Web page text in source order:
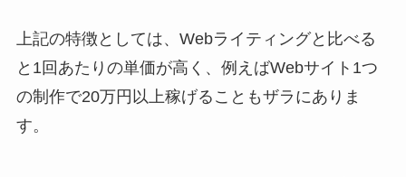
上記の特徴としては、Webライティングと比べる
と1回あたりの単価が高く、例えばWebサイト1つ
の制作で20万円以上稼げることもザラにありま
す。